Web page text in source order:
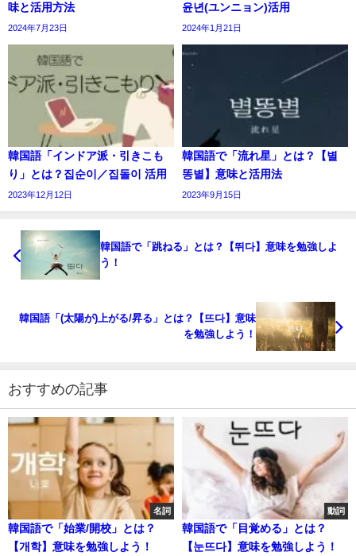
味と活用方法
2024年7月23日
윤년(ユンニョン)活用
2024年1月21日
韓国語「インドア派・引きこも
り」とは？집순이／집돌이 活用
2023年12月12日
韓国語で「流れ星」とは？【별
똥별】意味と活用法
2023年9月15日
韓国語で「跳ねる」とは？【뛰다】意味を勉強しよ
う！
韓国語「(太陽が)上がる/昇る」とは？【뜨다】意味
を勉強しよう！
おすすめの記事
名詞
韓国語で「始業/開校」とは？
【개학】意味を勉強しよう！
動詞
韓国語で「目覚める」とは？
【눈뜨다】意味を勉強しよう！